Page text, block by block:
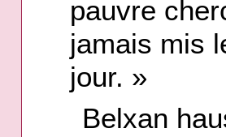
pauvre
jamais mis
jour. »
Belxan